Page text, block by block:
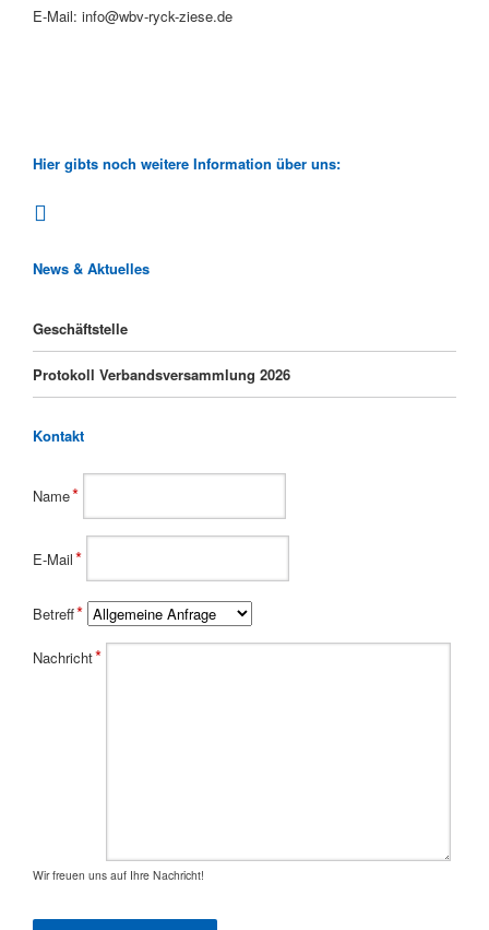
E-Mail: info@wbv-ryck-ziese.de
Hier gibts noch weitere Information über uns:
News & Aktuelles
Geschäftstelle
Protokoll Verbandsversammlung 2026
Kontakt
Pflichtfeld
Name*
E-Mail*
Pflichtfeld
Betreff*
Pflichtfeld
Nachricht*
Wir freuen uns auf Ihre Nachricht!